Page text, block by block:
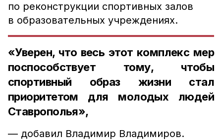
по реконструкции спортивных залов
в образовательных учреждениях.
«Уверен, что весь этот комплекс мер
поспособствует тому, чтобы
спортивный образ жизни стал
приоритетом для молодых людей
Ставрополья»,
— добавил Владимир Владимиров.